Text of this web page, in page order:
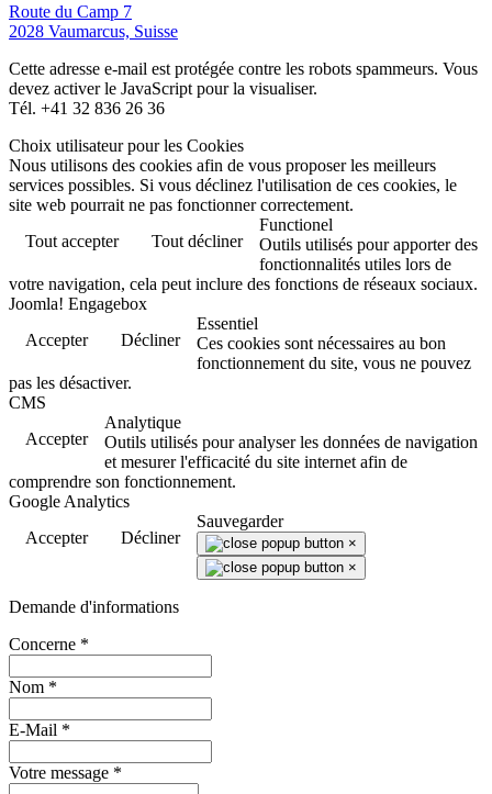
Route du Camp 7
2028 Vaumarcus, Suisse
Cette adresse e-mail est protégée contre les robots spammeurs. Vous
devez activer le JavaScript pour la visualiser.
Tél. +41 32 836 26 36
Choix utilisateur pour les Cookies
Nous utilisons des cookies afin de vous proposer les meilleurs
services possibles. Si vous déclinez l'utilisation de ces cookies, le
site web pourrait ne pas fonctionner correctement.
Tout accepter
Tout décliner
Functionel
Outils utilisés pour apporter des
fonctionnalités utiles lors de
votre navigation, cela peut inclure des fonctions de réseaux sociaux.
Joomla! Engagebox
Accepter
Décliner
Essentiel
Ces cookies sont nécessaires au bon
fonctionnement du site, vous ne pouvez
pas les désactiver.
CMS
Accepter
Analytique
Outils utilisés pour analyser les données de navigation
et mesurer l'efficacité du site internet afin de
comprendre son fonctionnement.
Google Analytics
Accepter
Décliner
Sauvegarder
×
×
Demande d'informations
Concerne *
Nom *
E-Mail *
Votre message *